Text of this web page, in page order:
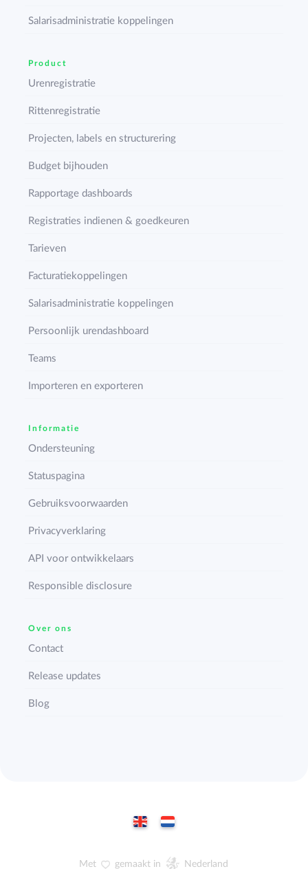
Salarisadministratie koppelingen
Product
Urenregistratie
Rittenregistratie
Projecten, labels en structurering
Budget bijhouden
Rapportage dashboards
Registraties indienen & goedkeuren
Tarieven
Facturatiekoppelingen
Salarisadministratie koppelingen
Persoonlijk urendashboard
Teams
Importeren en exporteren
Informatie
Ondersteuning
Statuspagina
Gebruiksvoorwaarden
Privacyverklaring
API voor ontwikkelaars
Responsible disclosure
Over ons
Contact
Release updates
Blog
Met gemaakt in Nederland